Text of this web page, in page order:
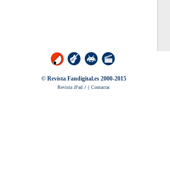
© Revista Fandigital.es 2000-2015
Revista iPad / | Contactar